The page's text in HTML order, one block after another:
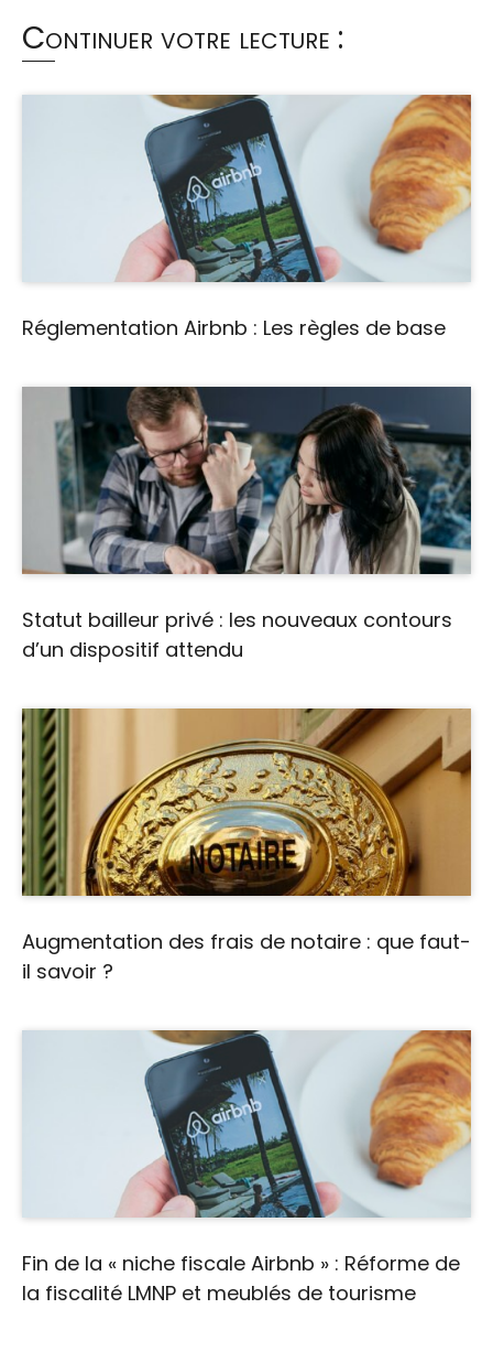
Continuer votre lecture :
Réglementation Airbnb : Les règles de base
Statut bailleur privé : les nouveaux contours
d’un dispositif attendu
Augmentation des frais de notaire : que faut-
il savoir ?
Fin de la « niche fiscale Airbnb » : Réforme de
la fiscalité LMNP et meublés de tourisme